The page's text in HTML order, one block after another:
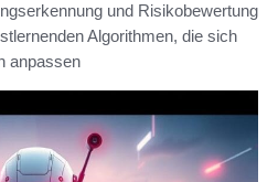
und Risikobewertung
Algorithmen, die sich
anpassen